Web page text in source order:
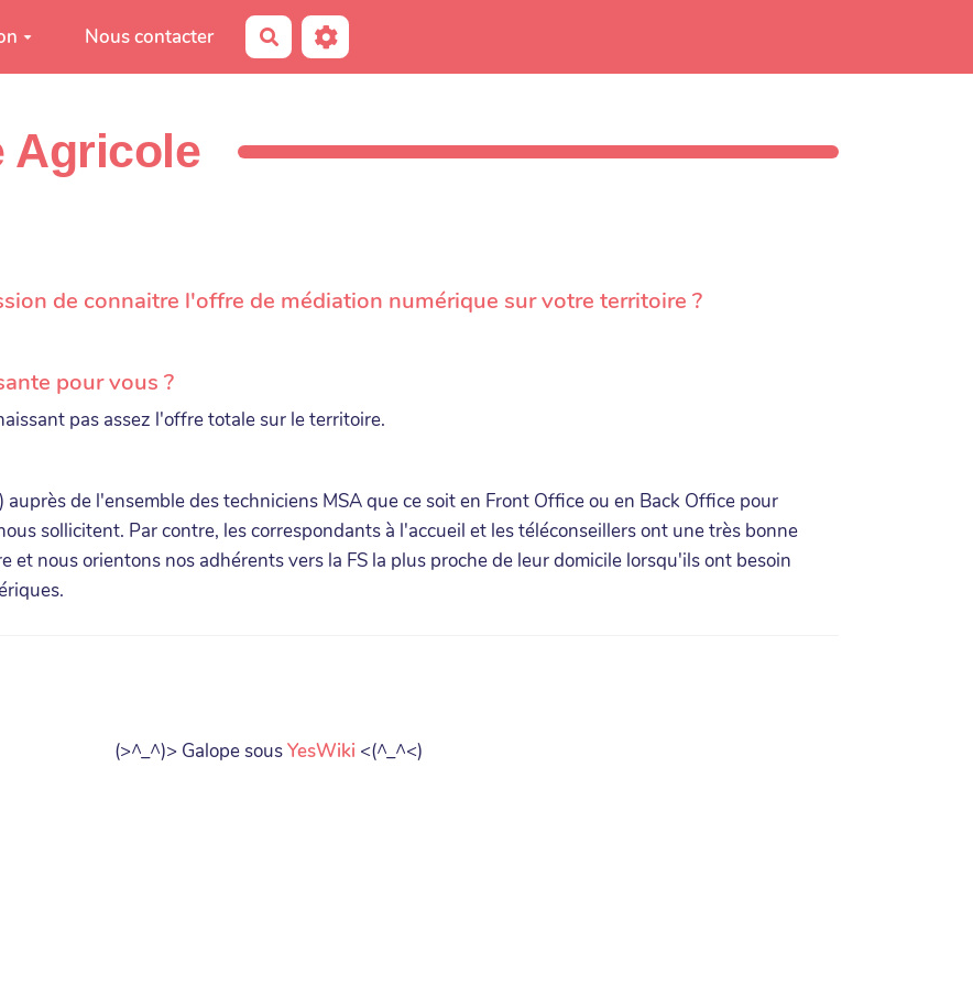
Nous contacter Rechercher
Agricole
de connaitre l'offre de médiation numérique sur votre territoire ?
pour vous ?
pas assez l'offre totale sur le territoire.
de l'ensemble des techniciens MSA que ce soit en Front Office ou en Back Office pour
sollicitent. Par contre, les correspondants à l'accueil et les téléconseillers ont une très bonne
et nous orientons nos adhérents vers la FS la plus proche de leur domicile lorsqu'ils ont besoin
(>^_^)> Galope sousYesWiki <(^_^<)